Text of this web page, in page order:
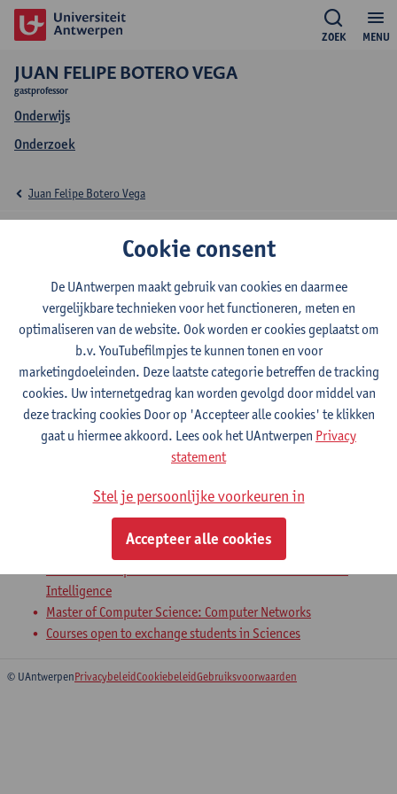
MENU
ZOEK
JUAN FELIPE BOTERO VEGA
gastprofessor
Onderwijs
Onderzoek
Onderwijs Juan Felipe
Botero Vega
Juan Felipe Botero Vega
2026-2027 2025-2026 2024-2025
Future Internet
Master in de informatica: software engineering
Intelligentie
Master of Computer Science: Software Engineering
Intelligence
Master of Computer Science: Computer Networks
Courses open to exchange students in Sciences
© UAntwerpenPrivacybeleidCookiebeleidGebruiksvoorwaarden
Cookie consent
De UAntwerpen maakt gebruik van cookies en daarmee
vergelijkbare technieken voor het functioneren, meten en
optimaliseren van de website. Ook worden er cookies geplaatst om
b.v. YouTubefilmpjes te kunnen tonen en voor
marketingdoeleinden. Deze laatste categorie betreffen de tracking
cookies. Uw internetgedrag kan worden gevolgd door middel van
deze tracking cookies Door op 'Accepteer alle cookies' te klikken
gaat u hiermee akkoord. Lees ook het UAntwerpen Privacy
statement
Stel je persoonlijke voorkeuren in
Accepteer alle cookies